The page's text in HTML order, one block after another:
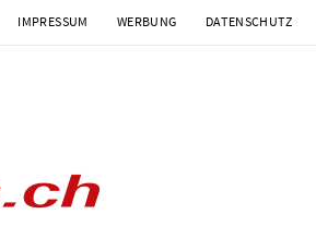
IMPRESSUM WERBUNG DATENSCHUTZ